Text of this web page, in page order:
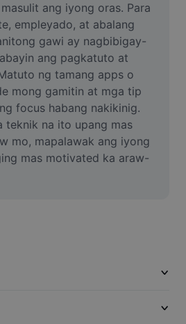
ang iyong oras. Para
empleyado, at abalang
gawi ay nagbibigay-
ang pagkatuto at
ng tamang apps o
mong gamitin at mga tip
focus habang nakikinig.
teknik na ito upang mas
mo, mapalawak ang iyong
mas motivated ka araw-